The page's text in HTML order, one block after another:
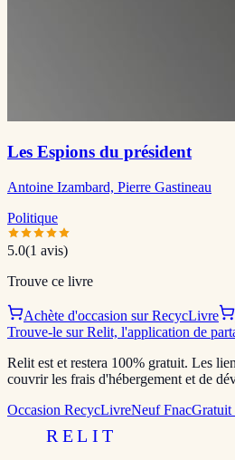
Les Espions du président
Antoine Izambard, Pierre Gastineau
Politique
5.0(1 avis)
Trouve ce livre
Achète d'occasion sur RecycLivre
Trouve-le sur Relit, l'application de
Relit est et restera 100% gratuit. Les
couvrir les frais d'hébergement et de
Occasion RecycLivreNeuf FnacGratuit
RELIT